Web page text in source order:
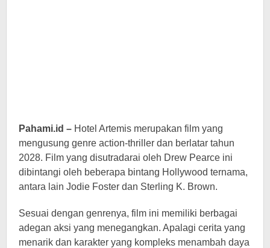
Pahami.id – Hotel Artemis merupakan film yang
mengusung genre action-thriller dan berlatar tahun
2028. Film yang disutradarai oleh Drew Pearce ini
dibintangi oleh beberapa bintang Hollywood ternama,
antara lain Jodie Foster dan Sterling K. Brown.
Sesuai dengan genrenya, film ini memiliki berbagai
adegan aksi yang menegangkan. Apalagi cerita yang
menarik dan karakter yang kompleks menambah daya